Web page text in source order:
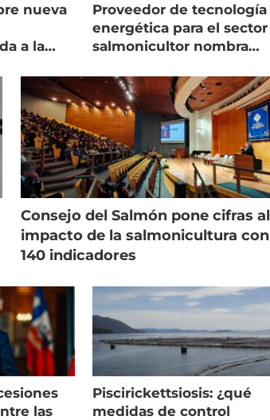
nueva
a la
Proveedor de tecnología
energética para el sector
salmonicultor nombra
Consejo del Salmón pone cifras al
impacto de la salmonicultura con
140 indicadores
las
Piscirickettsiosis: ¿qué
medidas de control